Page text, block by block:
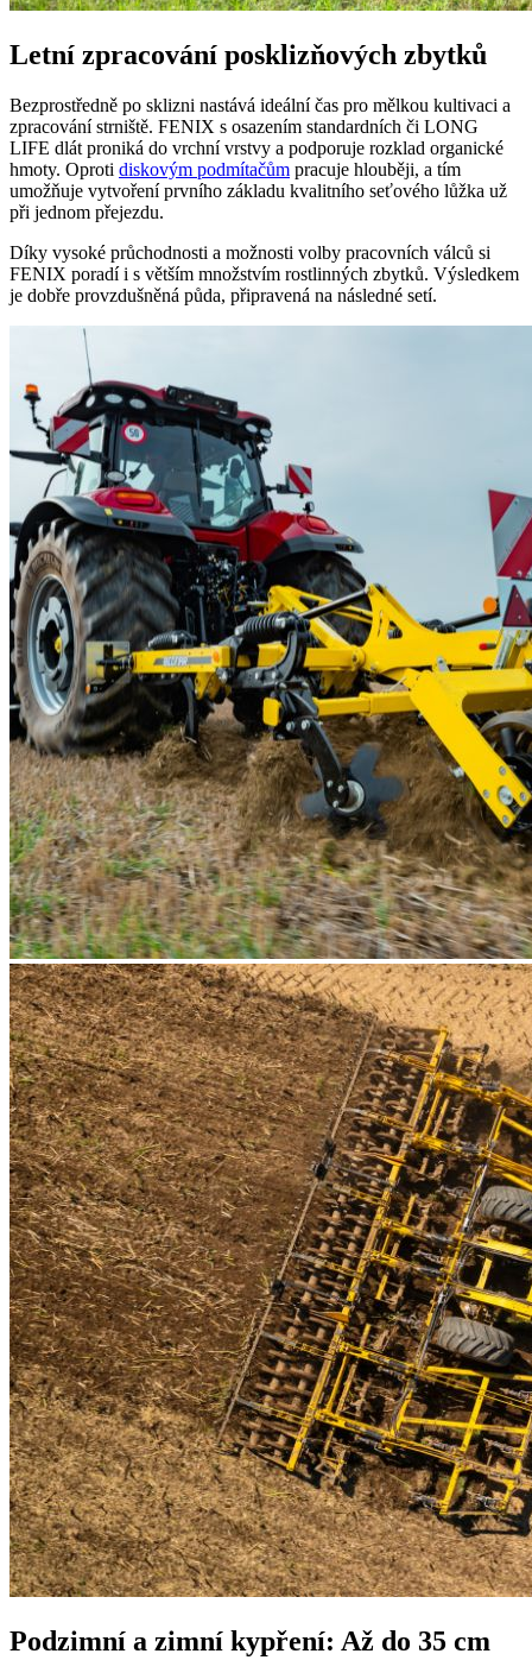
Letní zpracování posklizňových zbytků
Bezprostředně po sklizni nastává ideální čas pro mělkou kultivaci a
zpracování strniště. FENIX s osazením standardních či LONG
LIFE dlát proniká do vrchní vrstvy a podporuje rozklad organické
hmoty. Oproti diskovým podmítačům pracuje hlouběji, a tím
umožňuje vytvoření prvního základu kvalitního seťového lůžka už
při jednom přejezdu.
Díky vysoké průchodnosti a možnosti volby pracovních válců si
FENIX poradí i s větším množstvím rostlinných zbytků. Výsledkem
je dobře provzdušněná půda, připravená na následné setí.
Podzimní a zimní kypření: Až do 35 cm